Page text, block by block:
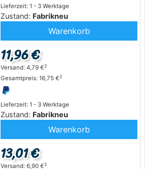
Lieferzeit: 1 - 3 Werktage
Zustand: Fabrikneu
Warenkorb
Lieferzeit: 1 - 3 Werktage
Zustand: Fabrikneu
11,96 €
Versand: 4,79 €2
Gesamtpreis: 16,75 €2
Warenkorb
13,01 €
Versand: 6,90 €2